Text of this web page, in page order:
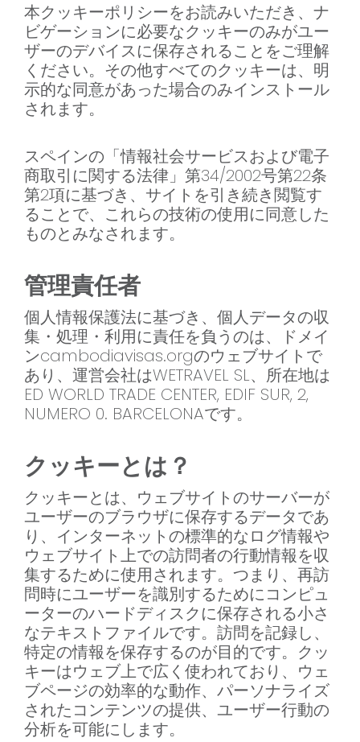
本クッキーポリシーをお読みいただき、ナ
ビゲーションに必要なクッキーのみがユー
ザーのデバイスに保存されることをご理解
ください。その他すべてのクッキーは、明
示的な同意があった場合のみインストール
されます。
スペインの「情報社会サービスおよび電子
商取引に関する法律」第34/2002号第22条
第2項に基づき、サイトを引き続き閲覧す
ることで、これらの技術の使用に同意した
ものとみなされます。
管理責任者
個人情報保護法に基づき、個人データの収
集・処理・利用に責任を負うのは、ドメイ
ンcambodiavisas.orgのウェブサイトで
あり、運営会社はWETRAVEL SL、所在地は
ED WORLD TRADE CENTER, EDIF SUR, 2,
NUMERO 0. BARCELONAです。
クッキーとは？
クッキーとは、ウェブサイトのサーバーが
ユーザーのブラウザに保存するデータであ
り、インターネットの標準的なログ情報や
ウェブサイト上での訪問者の行動情報を収
集するために使用されます。つまり、再訪
問時にユーザーを識別するためにコンピュ
ーターのハードディスクに保存される小さ
なテキストファイルです。訪問を記録し、
特定の情報を保存するのが目的です。クッ
キーはウェブ上で広く使われており、ウェ
ブページの効率的な動作、パーソナライズ
されたコンテンツの提供、ユーザー行動の
分析を可能にします。